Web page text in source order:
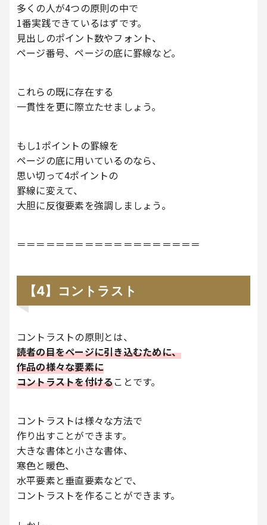
多くの人が4つの原則の中で
1番実践できているはずです。
見出しのポイント数やフォント、
ページ番号、ページの底に罫線など。
これらの既に存在する
一貫性を更に際立たせましょう。
もし1ポイントの罫線を
ページの底に用いているのなら、
思い切って4ポイントの
罫線に変えて、
大胆に反復要素を強調しましょう。
＝＝＝＝＝＝＝＝＝＝＝＝＝＝＝＝＝＝＝
【4】コントラスト
コントラストの原則とは、
読者の目をページに引き込むために、
作品の様々な要素に
コントラストを付けることです。
コントラストは様々な方法で
作り出すことができます。
大きな書体と小さな書体、
寒色と暖色、
水平要素と垂直要素などで、
コントラストを作ることができます。